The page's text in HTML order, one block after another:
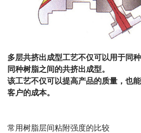
多层共挤出成型工艺不仅可以用于同
同种树脂之间的共挤出成型。
该工艺不仅可以提高产品的质量，也
客户的成本。
常用树脂层间粘附强度的比较